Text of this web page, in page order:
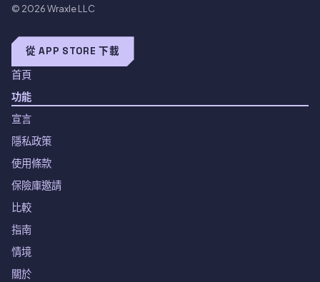
© 2026Wraxle LLC
從 APP STORE 下載
首頁
功能
宣言
隱私政策
使用條款
保險庫邀請
比較
指南
情境
關於